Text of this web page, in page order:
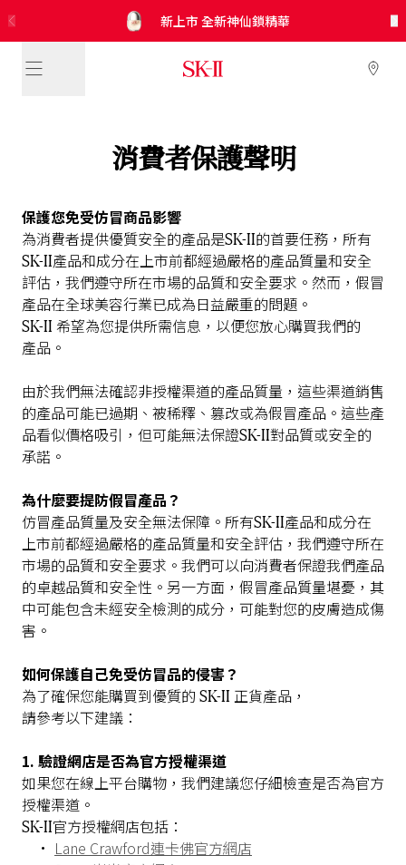
新上市 全新神仙鎖精華
SK-II x CRYBABY 神仙水* 聯名禮盒
SK-II5合1* 防曬小白球 全新調色綠登場
新上市 極緻光蘊煥亮修護凝霜 修護乾燥傷害
新上市 肌源淨斑緻白精華 淡化頑固色斑
SKINPOWER煥顏能量精華霜
SK-II 皇牌晶透套裝
光蘊輕透防曬/CC霜
免費換領！SK-II限量皇牌產品體驗裝*！
消費者保護聲明
保護您免受仿冒商品影響
為消費者提供優質安全的產品是SK-II的首要任務， 所有
SK-II產品和成分在上市前都經過嚴格的產品質量和安全
評估，我們遵守所在市場的品質和安全要求。然而，假冒
產品在全球美容行業已成為日益嚴重的問題。
SK-II希望為您提供所需信息， 以便您放心購買我們的
產品。
由於我們無法確認非授權渠道的產品質量，這些渠道銷售
的產品可能已過期、被稀釋、篡改或為假冒產品。這些產
品看似價格吸引，但可能無法保證SK-II對品質或安全的
承諾。
為什麼要提防假冒產品？
仿冒產品質量及安全無法保障。所有SK-II產品和成分在
上市前都經過嚴格的產品質量和安全評估， 我們遵守所在
市場的品質和安全要求。 我們可以向消費者保證我們產品
的卓越品質和安全性。另一方面，假冒產品質量堪憂，其
中可能包含未經安全檢測的成分，可能對您的皮膚造成傷
害。
如何保護自己免受仿冒品的侵害？
為了確保您能購買到優質的 SK-II 正貨產品，
請參考以下建議：
1. 驗證網店是否為官方授權渠道
如果您在線上平台購物，我們建議您仔細檢查是否為官方
授權渠道。
SK-II官方授權網店包括：
• Lane Crawford連卡佛官方網店